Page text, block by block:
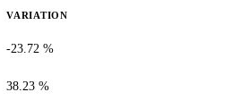
VARIATION
-23.72 %
38.23 %